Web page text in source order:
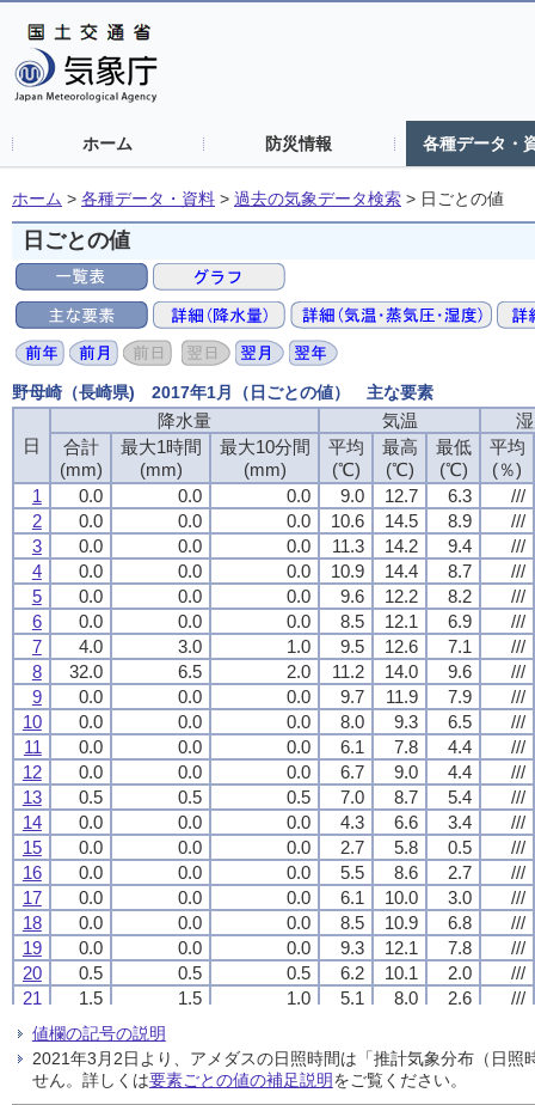
ホーム 防災情報 各種データ・
ホーム > 各種データ・資料 > 過去の気象データ検索 > 日ごとの値
日ごとの値
野母崎（長崎県) 2017年1月（日ごとの値） 主な要素
日
降水量 気温
合計
(mm)
最大1時間
(mm)
最大10分間
(mm)
平均
(℃)
最高
(℃)
最低
(℃)
平均
(％)
1
0.0 0.0 0.0 9.0 12.7 6.3
///
2
0.0 0.0 0.0 10.6 14.5 8.9
///
3
0.0 0.0 0.0 11.3 14.2 9.4
///
4
0.0 0.0 0.0 10.9 14.4 8.7
///
5
0.0 0.0 0.0 9.6 12.2 8.2
///
6
0.0 0.0 0.0 8.5 12.1 6.9
///
7
4.0 3.0 1.0 9.5 12.6 7.1
///
8
32.0 6.5 2.0 11.2 14.0 9.6
///
9
0.0 0.0 0.0 9.7 11.9 7.9
///
10
0.0 0.0 0.0 8.0 9.3 6.5
///
11
0.0 0.0 0.0 6.1 7.8 4.4
///
12
0.0 0.0 0.0 6.7 9.0 4.4
///
13
0.5 0.5 0.5 7.0 8.7 5.4
///
14
0.0 0.0 0.0 4.3 6.6 3.4
///
15
0.0 0.0 0.0 2.7 5.8 0.5
///
16
0.0 0.0 0.0 5.5 8.6 2.7
///
17
0.0 0.0 0.0 6.1 10.0 3.0
///
18
0.0 0.0 0.0 8.5 10.9 6.8
///
19
0.0 0.0 0.0 9.3 12.1 7.8
///
20
0.5 0.5 0.5 6.2 10.1 2.0
///
21
1.5 1.5 1.0 5.1 8.0 2.6
///
22
0.5
23
1.0 0.5 0.5 2.5 3.7 0.6
///
24
0.0 0.0 0.0 2.9 4.3 1.2
///
日
降水量 気温
合計
(mm)
最大1時間
(mm)
最大10分間
(mm)
平均
(℃)
最高
(℃)
最低
(℃)
平均
(％)
1
0.0 0.0 0.0 9.0 12.7 6.3
///
2
0.0 0.0 0.0 10.6 14.5 8.9
///
3
0.0 0.0 0.0 11.3 14.2 9.4
///
4
0.0 0.0 0.0 10.9 14.4 8.7
///
5
0.0 0.0 0.0 9.6 12.2 8.2
///
6
0.0 0.0 0.0 8.5 12.1 6.9
///
7
4.0 3.0 1.0 9.5 12.6 7.1
///
8
32.0 6.5 2.0 11.2 14.0 9.6
///
9
0.0 0.0 0.0 9.7 11.9 7.9
///
10
0.0 0.0 0.0 8.0 9.3 6.5
///
11
0.0 0.0 0.0 6.1 7.8 4.4
///
12
0.0 0.0 0.0 6.7 9.0 4.4
///
13
0.5 0.5 0.5 7.0 8.7 5.4
///
14
0.0 0.0 0.0 4.3 6.6 3.4
///
15
0.0 0.0 0.0 2.7 5.8 0.5
///
16
0.0 0.0 0.0 5.5 8.6 2.7
///
17
0.0 0.0 0.0 6.1 10.0 3.0
///
18
0.0 0.0 0.0 8.5 10.9 6.8
///
19
0.0 0.0 0.0 9.3 12.1 7.8
///
20
0.5 0.5 0.5 6.2 10.1 2.0
///
21
1.5 1.5 1.0 5.1 8.0 2.6
///
22
0.5
23
1.0 0.5 0.5 2.5 3.7 0.6
///
24
0.0 0.0 0.0 2.9 4.3 1.2
///
日
降水量 気温
合計
(mm)
最大1時間
(mm)
最大10分間
(mm)
平均
(℃)
最高
(℃)
最低
(℃)
平均
(％)
1
0.0 0.0 0.0 9.0 12.7 6.3
///
2
0.0 0.0 0.0 10.6 14.5 8.9
///
3
0.0 0.0 0.0 11.3 14.2 9.4
///
4
0.0 0.0 0.0 10.9 14.4 8.7
///
5
0.0 0.0 0.0 9.6 12.2 8.2
///
6
0.0 0.0 0.0 8.5 12.1 6.9
///
7
4.0 3.0 1.0 9.5 12.6 7.1
///
8
32.0 6.5 2.0 11.2 14.0 9.6
///
9
0.0 0.0 0.0 9.7 11.9 7.9
///
10
0.0 0.0 0.0 8.0 9.3 6.5
///
11
0.0 0.0 0.0 6.1 7.8 4.4
///
12
0.0 0.0 0.0 6.7 9.0 4.4
///
13
0.5 0.5 0.5 7.0 8.7 5.4
///
14
0.0 0.0 0.0 4.3 6.6 3.4
///
15
0.0 0.0 0.0 2.7 5.8 0.5
///
16
0.0 0.0 0.0 5.5 8.6 2.7
///
17
0.0 0.0 0.0 6.1 10.0 3.0
///
18
0.0 0.0 0.0 8.5 10.9 6.8
///
19
0.0 0.0 0.0 9.3 12.1 7.8
///
20
0.5 0.5 0.5 6.2 10.1 2.0
///
21
1.5 1.5 1.0 5.1 8.0 2.6
///
22
0.5
23
1.0 0.5 0.5 2.5 3.7 0.6
///
24
0.0 0.0 0.0 2.9 4.3 1.2
///
日
降水量 気温
合計
(mm)
最大1時間
(mm)
最大10分間
(mm)
平均
(℃)
最高
(℃)
最低
(℃)
平均
(％)
1
0.0 0.0 0.0 9.0 12.7 6.3
///
2
0.0 0.0 0.0 10.6 14.5 8.9
///
3
0.0 0.0 0.0 11.3 14.2 9.4
///
4
0.0 0.0 0.0 10.9 14.4 8.7
///
5
0.0 0.0 0.0 9.6 12.2 8.2
///
6
0.0 0.0 0.0 8.5 12.1 6.9
///
7
4.0 3.0 1.0 9.5 12.6 7.1
///
8
32.0 6.5 2.0 11.2 14.0 9.6
///
9
0.0 0.0 0.0 9.7 11.9 7.9
///
10
0.0 0.0 0.0 8.0 9.3 6.5
///
11
0.0 0.0 0.0 6.1 7.8 4.4
///
12
0.0 0.0 0.0 6.7 9.0 4.4
///
13
0.5 0.5 0.5 7.0 8.7 5.4
///
14
0.0 0.0 0.0 4.3 6.6 3.4
///
15
0.0 0.0 0.0 2.7 5.8 0.5
///
16
0.0 0.0 0.0 5.5 8.6 2.7
///
17
0.0 0.0 0.0 6.1 10.0 3.0
///
18
0.0 0.0 0.0 8.5 10.9 6.8
///
19
0.0 0.0 0.0 9.3 12.1 7.8
///
20
0.5 0.5 0.5 6.2 10.1 2.0
///
21
1.5 1.5 1.0 5.1 8.0 2.6
///
22
0.5
23
1.0 0.5 0.5 2.5 3.7 0.6
///
24
0.0 0.0 0.0 2.9 4.3 1.2
///
値欄の記号の説明
2021年3月2日より、アメダスの日照時間は「推計気象分布（日
せん。詳しくは要素ごとの値の補足説明をご覧ください。